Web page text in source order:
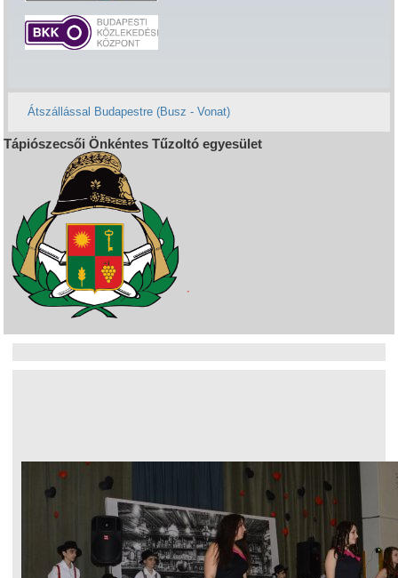
Átszállással Budapestre (Busz - Vonat)
Tápiószecsői Önkéntes Tűzoltó egyesület